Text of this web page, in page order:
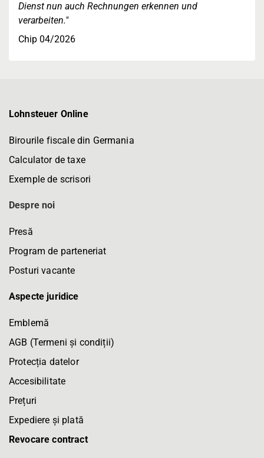
Dienst nun auch Rechnungen erkennen und
verarbeiten."
Chip 04/2026
Lohnsteuer Online
Birourile fiscale din Germania
Calculator de taxe
Exemple de scrisori
Despre noi
Presă
Program de parteneriat
Posturi vacante
Aspecte juridice
Emblemă
AGB (Termeni și condiții)
Protecția datelor
Accesibilitate
Prețuri
Expediere și plată
Revocare contract